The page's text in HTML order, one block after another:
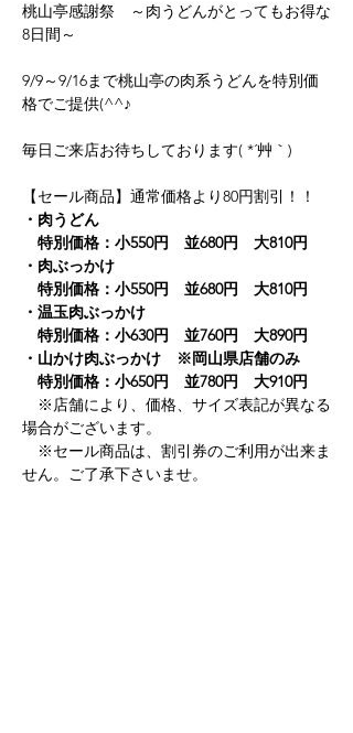
桃山亭感謝祭　～肉うどんがとってもお得な
8日間～
9/9～9/16まで桃山亭の肉系うどんを特別価
格でご提供(^^♪
毎日ご来店お待ちしております( *´艸｀)
【セール商品】通常価格より80円割引！！
・肉うどん
特別価格：小550円　並680円　大810円
・肉ぶっかけ
特別価格：小550円　並680円　大810円
・温玉肉ぶっかけ
特別価格：小630円　並760円　大890円
・山かけ肉ぶっかけ　※岡山県店舗のみ
特別価格：小650円　並780円　大910円
※店舗により、価格、サイズ表記が異なる
場合がございます。
※セール商品は、割引券のご利用が出来ま
せん。ご了承下さいませ。